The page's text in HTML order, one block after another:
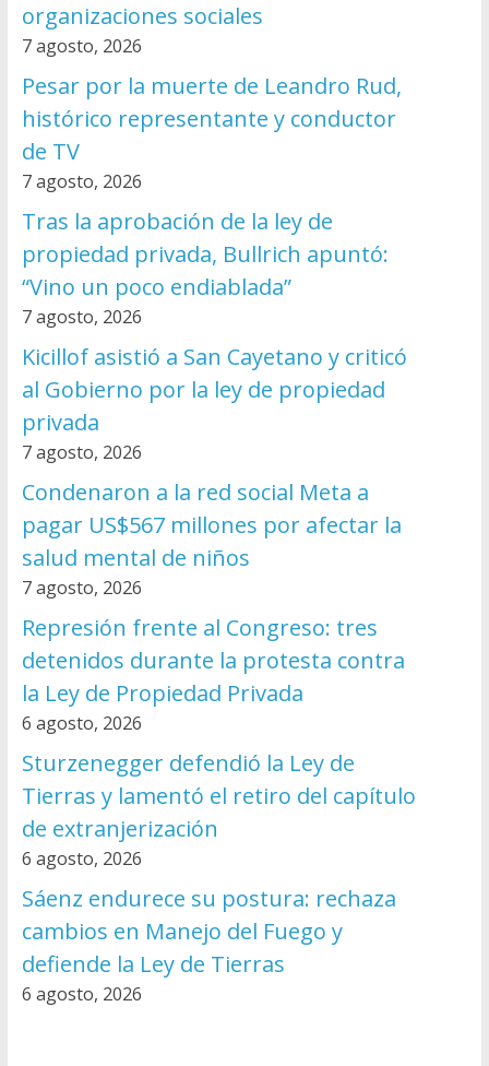
organizaciones sociales
7 agosto, 2026
Pesar por la muerte de Leandro Rud,
histórico representante y conductor
de TV
7 agosto, 2026
Tras la aprobación de la ley de
propiedad privada, Bullrich apuntó:
“Vino un poco endiablada”
7 agosto, 2026
Kicillof asistió a San Cayetano y criticó
al Gobierno por la ley de propiedad
privada
7 agosto, 2026
Condenaron a la red social Meta a
pagar US$567 millones por afectar la
salud mental de niños
7 agosto, 2026
Represión frente al Congreso: tres
detenidos durante la protesta contra
la Ley de Propiedad Privada
6 agosto, 2026
Sturzenegger defendió la Ley de
Tierras y lamentó el retiro del capítulo
de extranjerización
6 agosto, 2026
Sáenz endurece su postura: rechaza
cambios en Manejo del Fuego y
defiende la Ley de Tierras
6 agosto, 2026